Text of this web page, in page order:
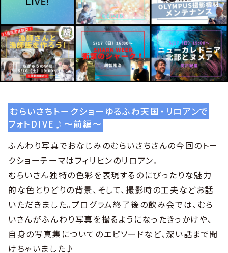
むらいさちトークショーゆるふわ天国・リロアンで
フォトDIVE♪〜前編〜
ふんわり写真でおなじみのむらいさちさんの今回のトー
クショーテーマはフィリピンのリロアン。
むらいさん独特の色彩を表現するのにぴったりな魅力
的な色とりどりの背景、そして、撮影時の工夫などお話
いただきました。プログラム終了後の飲み会では、むら
いさんがふんわり写真を撮るようになったきっかけや、
自身の写真集についてのエピソードなど、深い話まで聞
けちゃいました♪